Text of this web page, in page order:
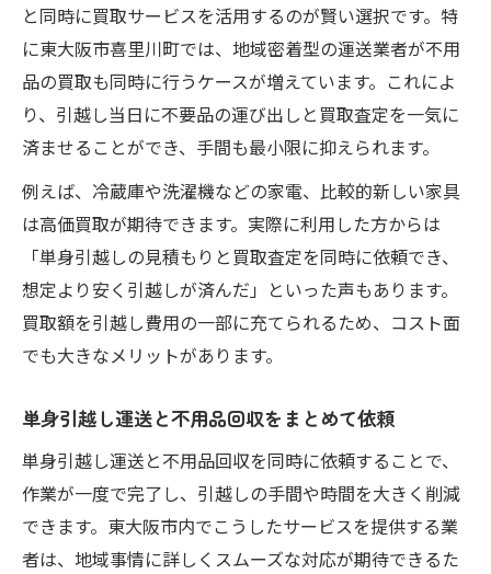
と同時に買取サービスを活用するのが賢い選択です。特
に東大阪市喜里川町では、地域密着型の運送業者が不用
品の買取も同時に行うケースが増えています。これによ
り、引越し当日に不要品の運び出しと買取査定を一気に
済ませることができ、手間も最小限に抑えられます。
例えば、冷蔵庫や洗濯機などの家電、比較的新しい家具
は高価買取が期待できます。実際に利用した方からは
「単身引越しの見積もりと買取査定を同時に依頼でき、
想定より安く引越しが済んだ」といった声もあります。
買取額を引越し費用の一部に充てられるため、コスト面
でも大きなメリットがあります。
単身引越し運送と不用品回収をまとめて依頼
単身引越し運送と不用品回収を同時に依頼することで、
作業が一度で完了し、引越しの手間や時間を大きく削減
できます。東大阪市内でこうしたサービスを提供する業
者は、地域事情に詳しくスムーズな対応が期待できるた